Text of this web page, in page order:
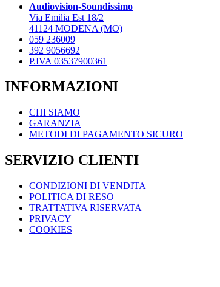
Audiovision-Soundissimo
Via Emilia Est 18/2
41124 MODENA (MO)
059 236009
392 9056692
P.IVA 03537900361
INFORMAZIONI
CHI SIAMO
GARANZIA
METODI DI PAGAMENTO SICURO
SERVIZIO CLIENTI
CONDIZIONI DI VENDITA
POLITICA DI RESO
TRATTATIVA RISERVATA
PRIVACY
COOKIES